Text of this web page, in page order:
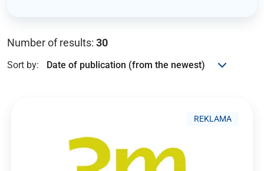
Number of results: 30
Sort by:
REKLAMA